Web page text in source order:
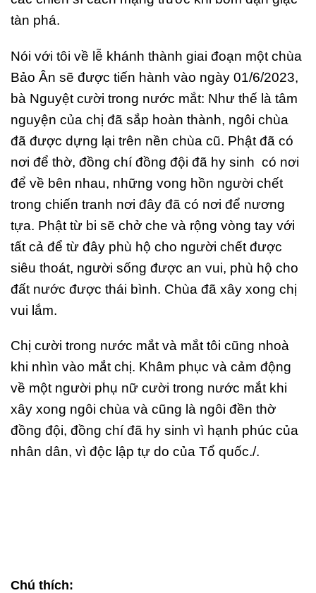
tàn phá.
Nói với tôi về lễ khánh thành giai đoạn một chùa
Bảo Ân sẽ được tiến hành vào ngày 01/6/2023,
bà Nguyệt cười trong nước mắt: Như thế là tâm
nguyện của chị đã sắp hoàn thành, ngôi chùa
đã được dựng lại trên nền chùa cũ. Phật đã có
nơi để thờ, đồng chí đồng đội đã hy sinh có nơi
để về bên nhau, những vong hồn người chết
trong chiến tranh nơi đây đã có nơi để nương
tựa. Phật từ bi sẽ chở che và rộng vòng tay với
tất cả để từ đây phù hộ cho người chết được
siêu thoát, người sống được an vui, phù hộ cho
đất nước được thái bình. Chùa đã xây xong chị
vui lắm.
Chị cười trong nước mắt và mắt tôi cũng nhoà
khi nhìn vào mắt chị. Khâm phục và cảm động
về một người phụ nữ cười trong nước mắt khi
xây xong ngôi chùa và cũng là ngôi đền thờ
đồng đội, đồng chí đã hy sinh vì hạnh phúc của
nhân dân, vì độc lập tự do của Tổ quốc./.
Chú thích: